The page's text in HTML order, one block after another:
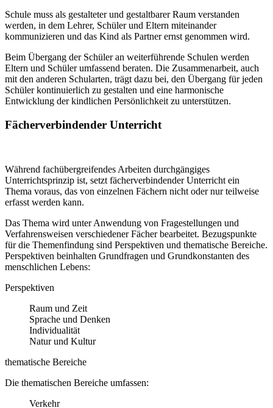
Schule muss als gestalteter und gestaltbarer Raum verstanden
werden, in dem Lehrer, Schüler und Eltern miteinander
kommunizieren und das Kind als Partner ernst genommen wird.
Beim Übergang der Schüler an weiterführende Schulen werden
Eltern und Schüler umfassend beraten. Die Zusammenarbeit, auch
mit den anderen Schularten, trägt dazu bei, den Übergang für jeden
Schüler kontinuierlich zu gestalten und eine harmonische
Entwicklung der kindlichen Persönlichkeit zu unterstützen.
Fächerverbindender Unterricht
Während fachübergreifendes Arbeiten durchgängiges
Unterrichtsprinzip ist, setzt fächerverbindender Unterricht ein
Thema voraus, das von einzelnen Fächern nicht oder nur teilweise
erfasst werden kann.
Das Thema wird unter Anwendung von Fragestellungen und
Verfahrensweisen verschiedener Fächer bearbeitet. Bezugspunkte
für die Themenfindung sind Perspektiven und thematische Bereiche.
Perspektiven beinhalten Grundfragen und Grundkonstanten des
menschlichen Lebens:
Perspektiven
Raum und Zeit
Sprache und Denken
Individualität
Natur und Kultur
thematische Bereiche
Die thematischen Bereiche umfassen:
Verkehr